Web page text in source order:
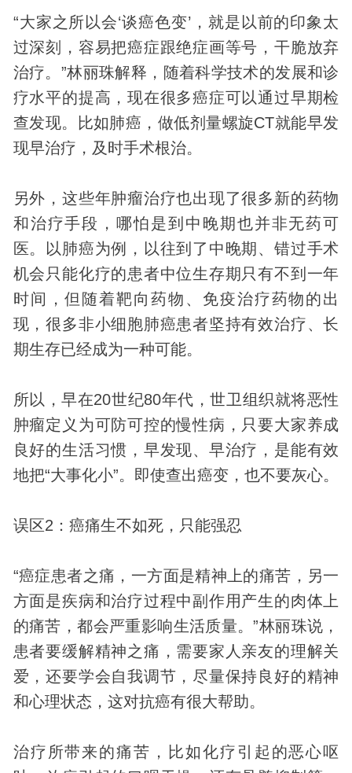
“大家之所以会‘谈癌色变’，就是以前的印象太
过深刻，容易把癌症跟绝症画等号，干脆放弃
治疗。”林丽珠解释，随着科学技术的发展和诊
疗水平的提高，现在很多癌症可以通过早期检
查发现。比如肺癌，做低剂量螺旋CT就能早发
现早治疗，及时手术根治。
另外，这些年肿瘤治疗也出现了很多新的药物
和治疗手段，哪怕是到中晚期也并非无药可
医。以肺癌为例，以往到了中晚期、错过手术
机会只能化疗的患者中位生存期只有不到一年
时间，但随着靶向药物、免疫治疗药物的出
现，很多非小细胞肺癌患者坚持有效治疗、长
期生存已经成为一种可能。
所以，早在20世纪80年代，世卫组织就将恶性
肿瘤定义为可防可控的慢性病，只要大家养成
良好的生活习惯，早发现、早治疗，是能有效
地把“大事化小”。即使查出癌变，也不要灰心。
误区2：癌痛生不如死，只能强忍
“癌症患者之痛，一方面是精神上的痛苦，另一
方面是疾病和治疗过程中副作用产生的肉体上
的痛苦，都会严重影响生活质量。”林丽珠说，
患者要缓解精神之痛，需要家人亲友的理解关
爱，还要学会自我调节，尽量保持良好的精神
和心理状态，这对抗癌有很大帮助。
治疗所带来的痛苦，比如化疗引起的恶心呕